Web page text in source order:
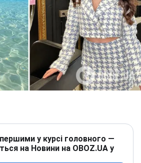
у курсі головного —
на Новини на OBOZ.UA у